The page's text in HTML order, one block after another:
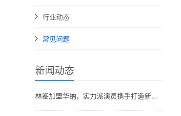
行业动态
常见问题
新闻动态
林峯加盟华纳，实力派演员携手打造新经典！